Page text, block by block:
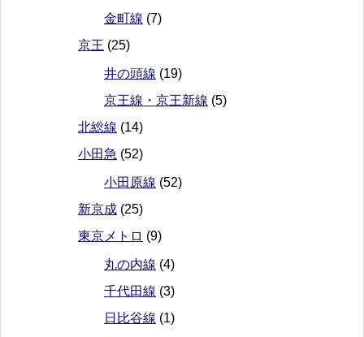
金町線 (7)
京王 (25)
井の頭線 (19)
京王線・京王新線 (5)
北総線 (14)
小田急 (52)
小田原線 (52)
新京成 (25)
東京メトロ (9)
丸の内線 (4)
千代田線 (3)
日比谷線 (1)